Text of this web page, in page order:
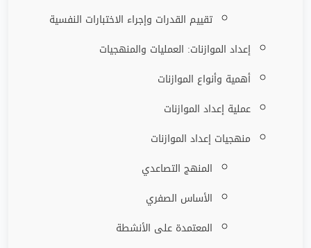
تقييم القدرات وإجراء الاختبارات النفسية
إعداد الموازنات: العمليات والمنهجيات
أهمية وأنواع الموازنات
عملية إعداد الموازنات
منهجيات إعداد الموازنات
المنهج التصاعدي
الأساس الصفري
المعتمدة على الأنشطة